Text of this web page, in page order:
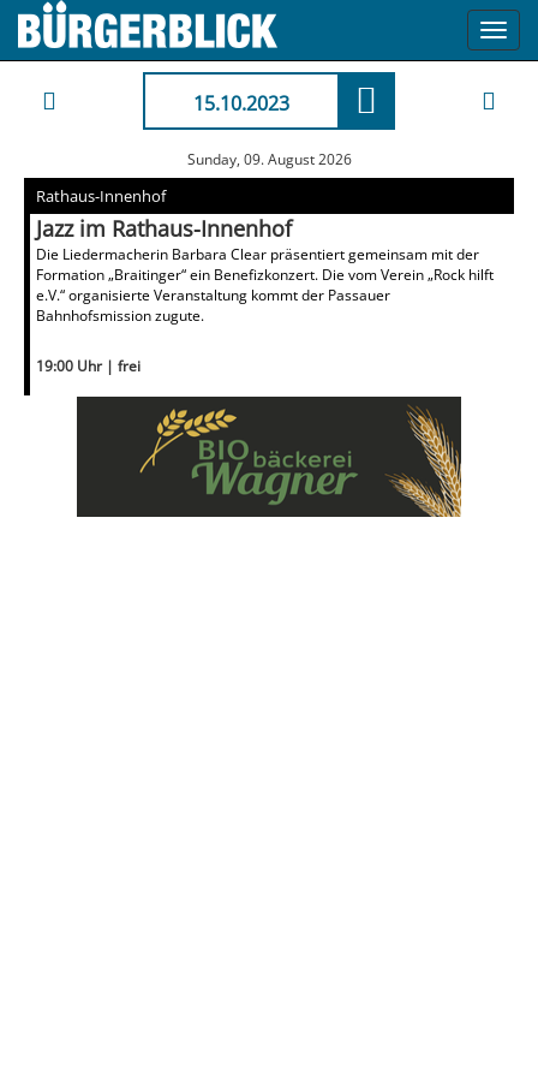
15.10.2023
Sunday, 09. August 2026
Rathaus-Innenhof
Jazz im Rathaus-Innenhof
Die Liedermacherin Barbara Clear präsentiert gemeinsam mit der
Formation „Braitinger“ ein Benefizkonzert. Die vom Verein „Rock hilft
e.V.“ organisierte Veranstaltung kommt der Passauer
Bahnhofsmission zugute.
19:00 Uhr | frei